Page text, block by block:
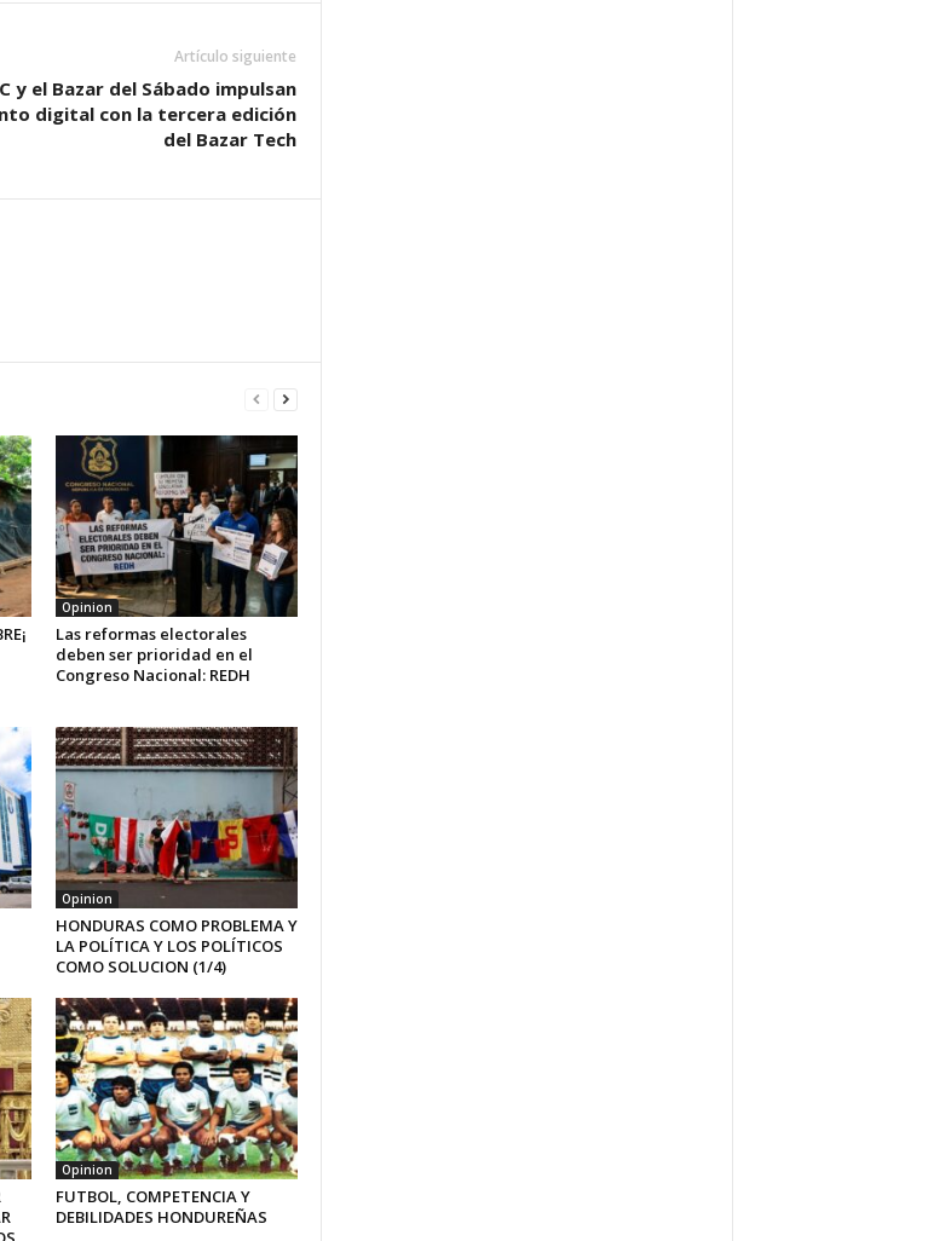
Artículo siguiente
y el Bazar del Sábado impulsan
digital con la tercera edición
del Bazar Tech
Opinion
Las reformas electorales
deben ser prioridad en el
Congreso Nacional: REDH
Opinion
HONDURAS COMO PROBLEMA Y
LA POLÍTICA Y LOS POLÍTICOS
COMO SOLUCION (1/4)
Opinion
FUTBOL, COMPETENCIA Y
DEBILIDADES HONDUREÑAS